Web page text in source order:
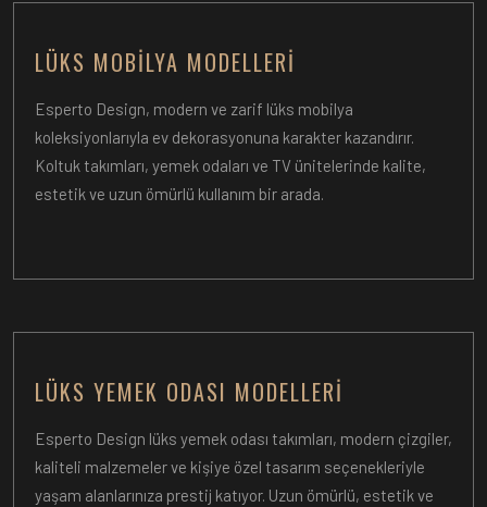
LÜKS MOBILYA MODELLERI
Esperto Design, modern ve zarif lüks mobilya
koleksiyonlarıyla ev dekorasyonuna karakter kazandırır.
Koltuk takımları, yemek odaları ve TV ünitelerinde kalite,
estetik ve uzun ömürlü kullanım bir arada.
LÜKS YEMEK ODASI MODELLERI
Esperto Design lüks yemek odası takımları, modern çizgiler,
kaliteli malzemeler ve kişiye özel tasarım seçenekleriyle
yaşam alanlarınıza prestij katıyor. Uzun ömürlü, estetik ve